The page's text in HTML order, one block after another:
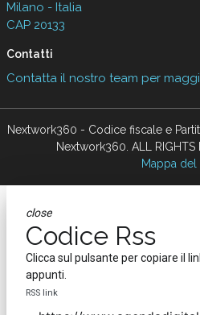
Milano - Italia
CAP 20133
Contatti
Contatta il nostro team per
Nextwork360 - Codice fiscale e
Nextwork360. ALL RIGHTS
Mappa del
close
Codice Rss
Clicca sul pulsante per copiare il
appunti.
RSS link